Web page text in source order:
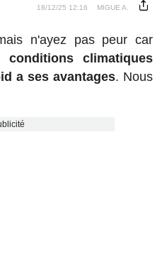
18/12/25 12:16 MIGUE A.
n'ayez pas peur car
climatiques
a ses avantages. Nous